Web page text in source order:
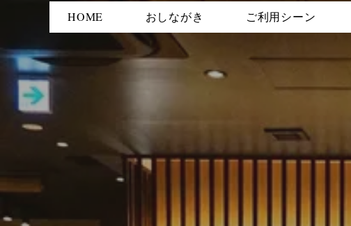
HOME おしながき ご利用シーン